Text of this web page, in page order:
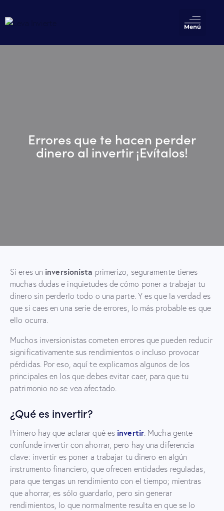
Errores que te hacen perder
dinero al invertir ¡Evítalos!
Si eres un inversionista primerizo, seguramente tienes
muchas dudas e inquietudes de cómo poner a trabajar tu
dinero sin perderlo todo o una parte. Y es que la verdad es
que si caes en una serie de errores, lo más probable es que
ello ocurra.
Muchos inversionistas cometen errores que pueden reducir
significativamente sus rendimientos o incluso provocar
pérdidas. Por eso, aquí te explicamos algunos de los
principales en los que debes evitar caer, para que tu
patrimonio no se vea afectado.
¿Qué es invertir?
Primero hay que aclarar qué es invertir. Mucha gente
confunde invertir con ahorrar, pero hay una diferencia
clave: invertir es poner a trabajar tu dinero en algún
instrumento financiero, que ofrecen entidades reguladas,
para que tengas un rendimiento con el tiempo; mientras
que ahorrar, es sólo guardarlo, pero sin generar
rendimientos, lo que normalmente resulta en que se lo